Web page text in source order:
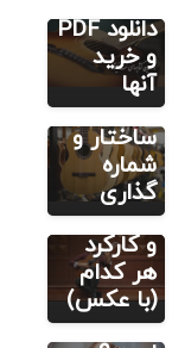
دانلود PDF
و خرید
آنها
سیم‌های
گیتار:
راهنمای
جامع
ساختار و
شماره
گذاری
آموزش گیتار
اجزای
گیتار
کلاسیک،
ویژگی ها
و کارکرد
هر کدام
(با عکس)
آموزش گیتار
مقدماتی
یادگیری
گیتار
سخت
مطالب متنوع